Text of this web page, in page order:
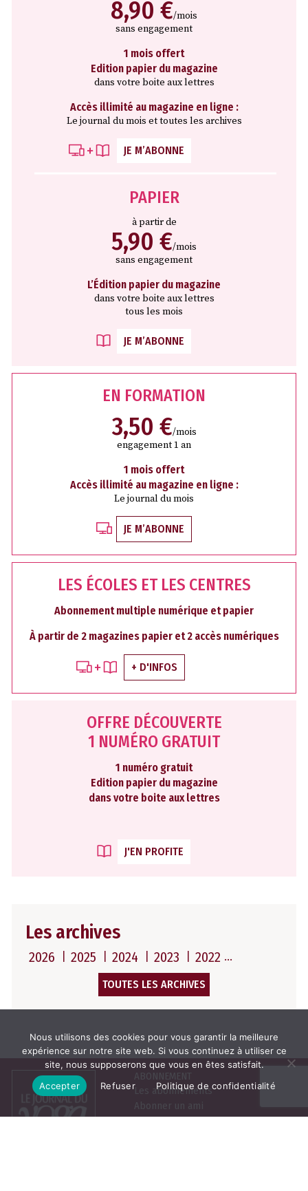
8,90 €/mois
sans engagement
1 mois offert
Edition papier du magazine
dans votre boite aux lettres
Accès illimité au magazine en ligne :
Le journal du mois et toutes les archives
JE M’ABONNE
PAPIER
à partir de
5,90 €/mois
sans engagement
L’Édition papier du magazine
dans votre boite aux lettres
tous les mois
JE M’ABONNE
EN FORMATION
3,50 €/mois
engagement 1 an
1 mois offert
Accès illimité au magazine en ligne :
Le journal du mois
JE M’ABONNE
LES ÉCOLES ET LES CENTRES
Abonnement multiple numérique et papier
À partir de 2 magazines papier et 2 accès numériques
+ D'INFOS
OFFRE DÉCOUVERTE
1 NUMÉRO GRATUIT
1 numéro gratuit
Edition papier du magazine
dans votre boite aux lettres
J'EN PROFITE
Les archives
2026 2025 2024 2023 2022
TOUTES LES ARCHIVES
ABONNEMENT
Les abonnements
Abonner un ami
Se connecter
Nous utilisons des cookies pour vous garantir la meilleure
expérience sur notre site web. Si vous continuez à utiliser ce
site, nous supposerons que vous en êtes satisfait.
Accepter
Refuser Politique de confidentialité